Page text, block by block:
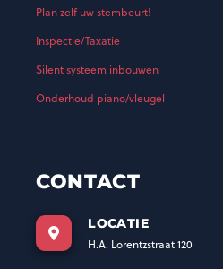
Plan zelf uw stembeurt!
Inspectie/Taxatie
Silent systeem inbouwen
Onderhoud piano/vleugel
CONTACT
LOCATIE
H.A. Lorentzstraat 120